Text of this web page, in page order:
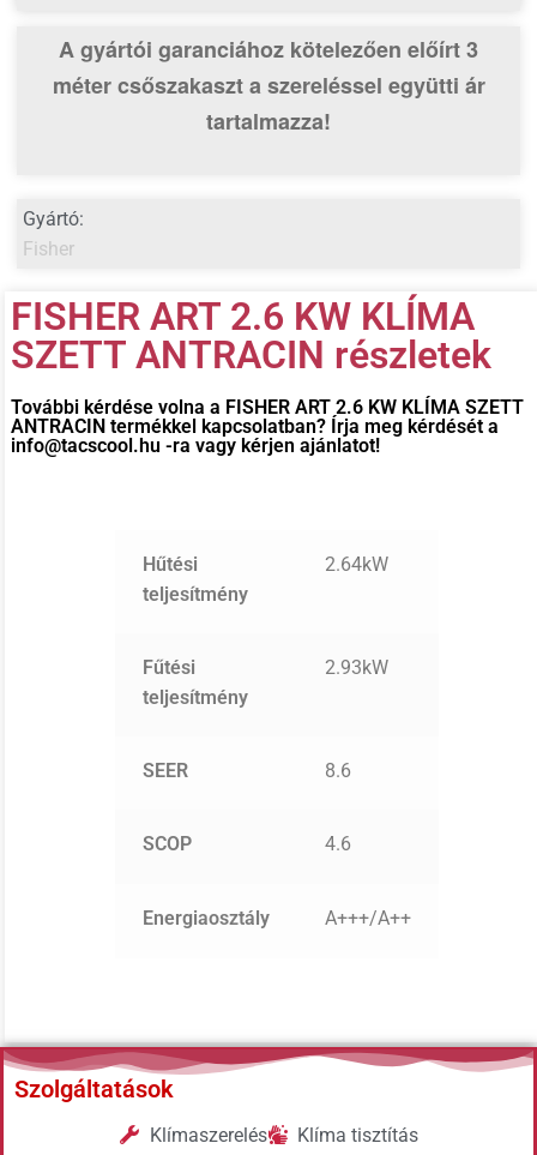
A gyártói garanciához kötelezően előírt 3
méter csőszakaszta szereléssel együtti ár
tartalmazza!
Gyártó:
Fisher
FISHER ART 2.6 KW KLÍMA
SZETT ANTRACIN részletek
További kérdése volna a FISHER ART 2.6 KW KLÍMA SZETT
ANTRACINtermékkel kapcsolatban? Írja meg kérdését a
info@tacscool.hu -ra vagy kérjen ajánlatot!
Hűtési
teljesítmény
2.64kW
Fűtési
teljesítmény
2.93kW
SEER 8.6
SCOP 4.6
Energiaosztály A+++/A++
Szolgáltatások
Klímaszerelés Klíma tisztítás